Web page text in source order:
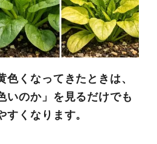
色くなってきたときは、
いのか」を見るだけでも
すくなります。